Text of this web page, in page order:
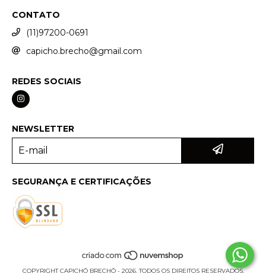
CONTATO
(11)97200-0691
capicho.brecho@gmail.com
REDES SOCIAIS
NEWSLETTER
SEGURANÇA E CERTIFICAÇÕES
COPYRIGHT CAPICHÓ BRECHÓ - 2026. TODOS OS DIREITOS RESERVADOS.